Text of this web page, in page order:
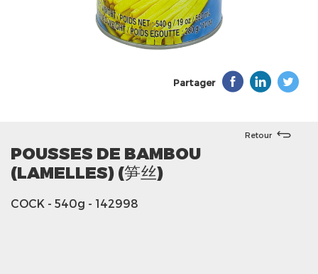
Partager
Retour
POUSSES DE BAMBOU
(LAMELLES) (笋丝)
COCK - 540g - 142998